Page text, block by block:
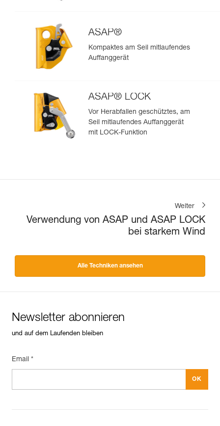
ASAP®
Kompaktes am Seil mitlaufendes
Auffanggerät
ASAP® LOCK
Vor Herabfallen geschütztes, am
Seil mitlaufendes Auffanggerät
mit LOCK-Funktion
Weiter
Verwendung von ASAP und ASAP LOCK
bei starkem Wind
Alle Techniken ansehen
Newsletter abonnieren
und auf dem Laufenden bleiben
Email *